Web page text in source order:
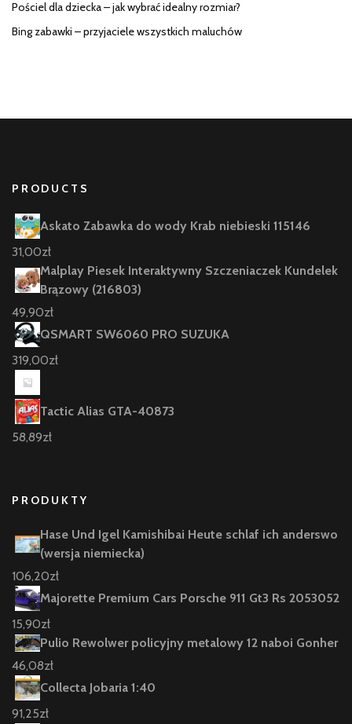
Pościel dla dziecka – jak wybrać idealny rozmiar?
Bing zabawki – przyjaciele wszystkich maluchów
PRODUCTS
Askato Zabawka do wody Krab niebieski 115146
31,00zł
Malplay Piesek Interaktywny Szczeniaczek Kundelek
Brązowy (216803)
49,90zł
QSMART SW6060 PRO SUZUKA
319,00zł
Tactic Alias GTA-40873
58,89zł
PRODUKTY
Hase Und Igel Kamishibai Heute schlaf ich anderswo
(wersja niemiecka)
106,20zł
Majorette Premium Cars Porsche 911 Gt3 Rs 2053052
15,90zł
Pulio Rewolwer policyjny metalowy 12 naboi Gonher
46,08zł
Collecta Jobaria 1:40
91,25zł